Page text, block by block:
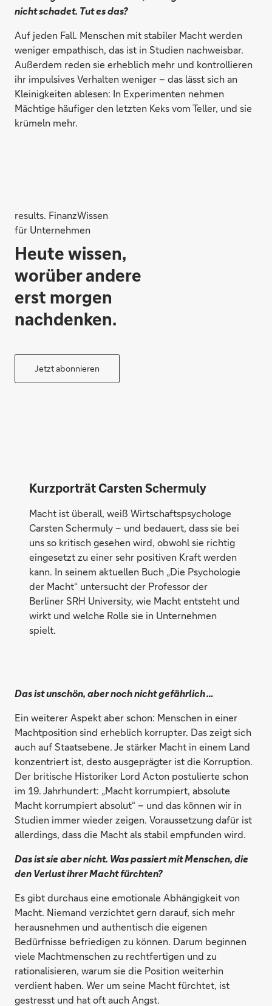
nicht schadet. Tut es das?
Auf jeden Fall. Menschen mit stabiler Macht werden
weniger empathisch, das ist in Studien nachweisbar.
Außerdem reden sie erheblich mehr und kontrollieren
ihr impulsives Verhalten weniger – das lässt sich an
Kleinigkeiten ablesen: In Experimenten nehmen
Mächtige häufiger den letzten Keks vom Teller, und sie
krümeln mehr.
results. FinanzWissen
für Unternehmen
Heute wissen,
worüber andere
erst morgen
nachdenken.
Jetzt abonnieren
Kurzporträt Carsten Schermuly
Macht ist überall, weiß Wirtschaftspsychologe
Carsten Schermuly – und bedauert, dass sie bei
uns so kritisch gesehen wird, obwohl sie richtig
eingesetzt zu einer sehr positiven Kraft werden
kann. In seinem aktuellen Buch „Die Psychologie
der Macht“ untersucht der Professor der
Berliner SRH University, wie Macht entsteht und
wirkt und welche Rolle sie in Unternehmen
spielt.
Das ist unschön, aber noch nicht gefährlich …
Ein weiterer Aspekt aber schon: Menschen in einer
Machtposition sind erheblich korrupter. Das zeigt sich
auch auf Staatsebene. Je stärker Macht in einem Land
konzentriert ist, desto ausgeprägter ist die Korruption.
Der britische Historiker Lord Acton postulierte schon
im 19. Jahrhundert: „Macht korrumpiert, absolute
Macht korrumpiert absolut“ – und das können wir in
Studien immer wieder zeigen. Voraussetzung dafür ist
allerdings, dass die Macht als stabil empfunden wird.
Das ist sie aber nicht. Was passiert mit Menschen, die
den Verlust ihrer Macht fürchten?
Es gibt durchaus eine emotionale Abhängigkeit von
Macht. Niemand verzichtet gern darauf, sich mehr
herausnehmen und authentisch die eigenen
Bedürfnisse befriedigen zu können. Darum beginnen
viele Machtmenschen zu rechtfertigen und zu
rationalisieren, warum sie die Position weiterhin
verdient haben. Wer um seine Macht fürchtet, ist
gestresst und hat oft auch Angst.